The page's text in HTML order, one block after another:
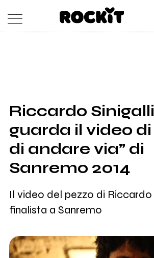
SHOP
RADIO
Riccardo
guarda il video di
di andare via” di
Sanremo 2014
Il video del pezzo di Riccardo
finalista a Sanremo